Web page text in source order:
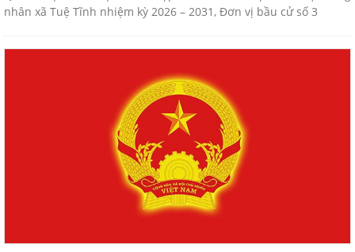
nhân xã Tuệ Tĩnh nhiệm kỳ 2026 – 2031, Đơn vị bầu cử số 3